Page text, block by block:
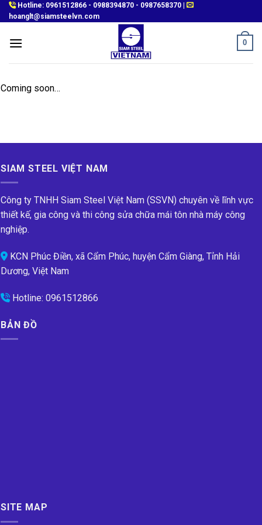
Skip
to
Hotline: 0961512866 - 0988394870 - 0987658370
hoanglt@siamsteelvn.com
0
Coming soon…
SIAM STEEL VIỆT NAM
Công ty TNHH Siam Steel Việt Nam (SSVN) chuyên về lĩnh vực
thiết kế, gia công và thi công sửa chữa mái tôn nhà máy công
nghiệp.
KCN Phúc Điền, xã Cẩm Phúc, huyện Cẩm Giàng, Tỉnh Hải
Dương, Việt Nam
Hotline: 0961512866
BẢN ĐỒ
SITE MAP